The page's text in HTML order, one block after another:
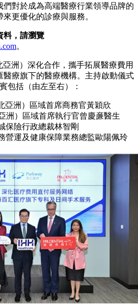
們對於成為高端醫療行業領導品牌的
更優化的診療與服務。
料，請瀏覽
。
洲）深化合作，攜手拓展醫療費用
醫療旗下的醫療機構。主持啟動儀式
包括（由左至右）：
亞洲）區域首席商務官黃穎欣
洲）區域首席執行官曾慶亷醫生
保險行政總裁林智剛
營運及健康保障業務總監歐陽佩玲